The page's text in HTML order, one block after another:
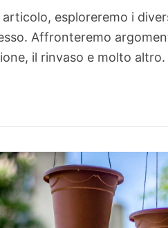
esploreremo i
Affronteremo
il rinvaso e molto